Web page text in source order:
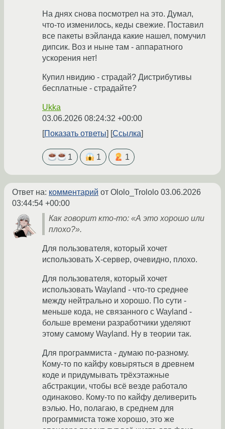
На днях снова посмотрел на это. Думал,
что-то изменилось, кеды свежие. Поставил
все пакеты вэйланда какие нашел, помучил
дипсик. Воз и ныне там - аппаратного
ускорения нет!
Купил нвидию - страдай? Дистрибутивы
бесплатные - страдайте?
Ukka
03.06.2026 08:24:32 +00:00
Показать ответы
Ссылка
1 1 1
Ответ на: комментарий от Ololo_Trololo 03.06.2026
03:44:54 +00:00
Как говорит кто-то: «А это хорошо или
плохо?».
Для пользователя, который хочет
использовать X-сервер, очевидно, плохо.
Для пользователя, который хочет
использовать Wayland - что-то среднее
между нейтрально и хорошо. По сути -
меньше кода, не связанного с Wayland -
больше времени разработчики уделяют
этому самому Wayland. Ну в теории так.
Для программиста - думаю по-разному.
Кому-то по кайфу ковыряться в древнем
коде и придумывать трёхэтажные
абстракции, чтобы всё везде работало
одинаково. Кому-то по кайфу деливерить
вэлью. Но, полагаю, в среднем для
программиста тоже хорошо, это же